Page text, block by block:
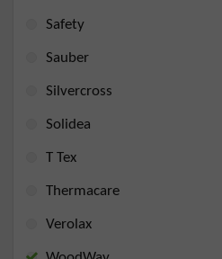
Safety
Sauber
Silvercross
Solidea
T Tex
Thermacare
Verolax